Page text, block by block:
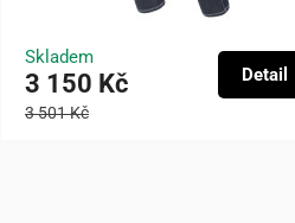
Skladem
3 150 Kč
3 501 Kč
Detail